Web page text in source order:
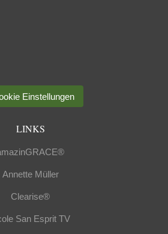
Einstellungen
LINKS
Annette Müller
Clearise®
San Esprit TV